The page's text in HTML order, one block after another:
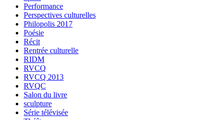
Performance
Perspectives culturelles
Philopolis 2017
Poésie
Récit
Rentrée culturelle
RIDM
RVCQ
RVCQ 2013
RVQC
Salon du livre
sculpture
Série télévisée